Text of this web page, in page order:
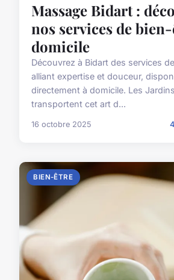
Massage Bidart :
nos services de
domicile
Découvrez à Bidart des services
alliant expertise et douceur,
directement à domicile. Les
transportent cet art d...
16 octobre 2025
BIEN-ÊTRE